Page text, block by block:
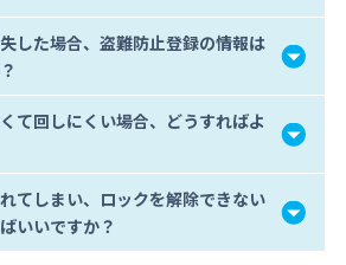
した場合、盗難防止登録の情報は
て回しにくい場合、どうすればよ
てしまい、ロックを解除できない
いいですか？